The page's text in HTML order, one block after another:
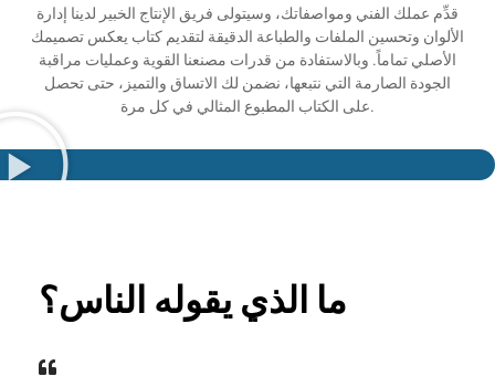
قدِّم عملك الفني ومواصفاتك، وسيتولى فريق الإنتاج الخبير لدينا إدارة
الألوان وتحسين الملفات والطباعة الدقيقة لتقديم كتاب يعكس تصميمك
الأصلي تماماً. وبالاستفادة من قدرات مصنعنا القوية وعمليات مراقبة
الجودة الصارمة التي نتبعها، نضمن لك الاتساق والتميز، حتى تحصل
على الكتاب المطبوع المثالي في كل مرة.
ما الذي يقوله الناس؟